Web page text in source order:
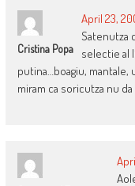
Cristina Popa
April 23,
Satenutza
selectie al
putina…boagiu, mantale,
miram ca soricutza nu